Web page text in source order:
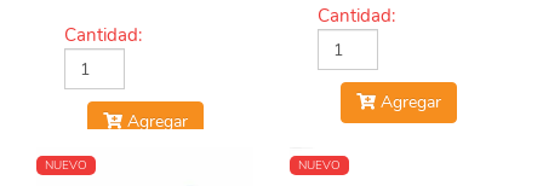
Cantidad:
Agregar
Cantidad:
Agregar
NUEVO NUEVO